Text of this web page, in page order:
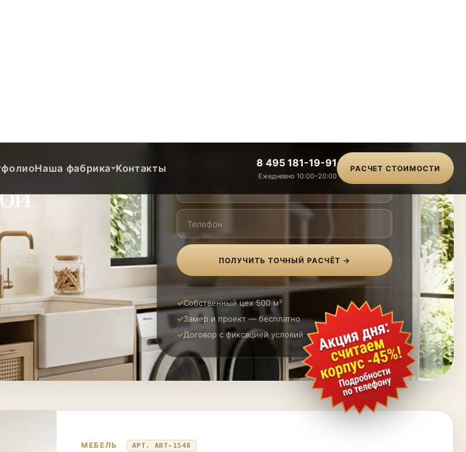
Быстрый и точный расчёт
ПОЛУЧИТЬ ТОЧНЫЙ РАСЧЁТ →
Собственный цех 500 м²
Замер и проект — бесплатно
Договор с фиксацией условий
МЕБЕЛЬ АРТ. ART-1548